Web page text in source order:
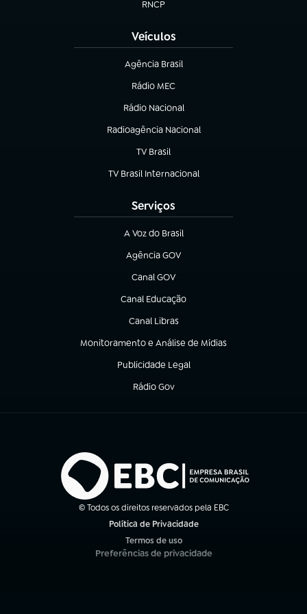
RNCP
(abre em nova aba)
Veículos
Agência Brasil
(abre em nova aba)
Rádio MEC
(abre em nova aba)
Rádio Nacional
Radioagência Nacional
(abre em nova aba)
TV Brasil
(abre em nova aba)
TV Brasil Internacional
(abre em nova aba)
Serviços
A Voz do Brasil
(abre em nova aba)
Agência GOV
(abre em nova aba)
Canal GOV
(abre em nova aba)
Canal Educação
(abre em nova aba)
Canal Libras
(abre em nova aba)
Monitoramento e Análise de Mídias
(abre em nova aba)
Publicidade Legal
(abre em nova aba)
Rádio Gov
(abre em nova aba)
© Todos os direitos reservados pela EBC
Política de Privacidade
Termos de uso
(abre em nova aba)
Preferências de privacidade